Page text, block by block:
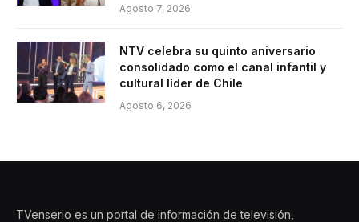
Agosto 7, 2026
NTV celebra su quinto aniversario
consolidado como el canal infantil y
cultural líder de Chile
Agosto 6, 2026
TVenserio es un portal de información de televisión,